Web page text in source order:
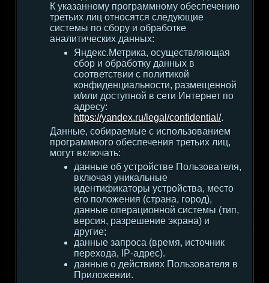
К указанному программному обеспечению
третьих лиц относятся следующие
системы по сбору и обработке
аналитических данных:
Яндекс.Метрика, осуществляющая
сбор и обработку данных в
соответствии с политикой
конфиденциальности, размещенной
и/или доступной в сети Интернет по
адресу:
https://yandex.ru/legal/confidential/.
Данные, собираемые с использованием
программного обеспечения третьих лиц,
могут включать:
данные об устройстве Пользователя,
включая уникальные
идентификаторы устройства, место
его положения (страна, город),
данные операционной системы (тип,
версия, разрешение экрана) и
другие;
данные запроса (время, источник
перехода, IP-адрес).
данные о действиях Пользователя в
Приложении.